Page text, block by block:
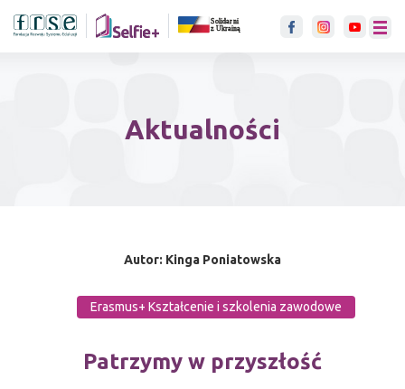
link otwiera się w nowje
menu
Aktualności
Autor: Kinga Poniatowska
Erasmus+ Kształcenie i szkolenia zawodowe
Patrzymy w przyszłość